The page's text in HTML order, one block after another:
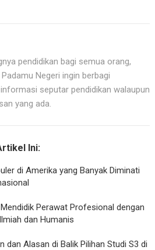
pendidikan bagi semua orang,
Negeri ingin berbagi
seputar pendidikan walaupun
yang ada.
Ini:
di Amerika yang Banyak Diminati
Mendidik Perawat Profesional dengan
dan Humanis
dan Alasan di Balik Pilihan Studi S3 di